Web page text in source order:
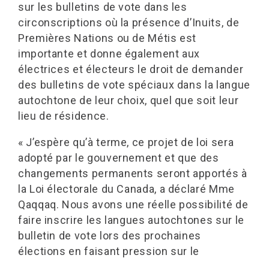
sur les bulletins de vote dans les
circonscriptions où la présence d’Inuits, de
Premières Nations ou de Métis est
importante et donne également aux
électrices et électeurs le droit de demander
des bulletins de vote spéciaux dans la langue
autochtone de leur choix, quel que soit leur
lieu de résidence.
« J’espère qu’à terme, ce projet de loi sera
adopté par le gouvernement et que des
changements permanents seront apportés à
la Loi électorale du Canada, a déclaré Mme
Qaqqaq. Nous avons une réelle possibilité de
faire inscrire les langues autochtones sur le
bulletin de vote lors des prochaines
élections en faisant pression sur le